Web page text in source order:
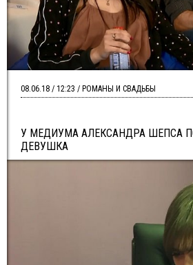
У МЕДИУМА АЛЕКСАНДРА ШЕПСА
ДЕВУШКА
08.06.18 / 12:23 / РОМАНЫ И СВАДЬБЫ